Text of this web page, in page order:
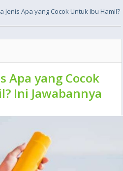
Jenis Apa yang Cocok Untuk Ibu Hamil?
Apa yang Cocok
Ini Jawabannya